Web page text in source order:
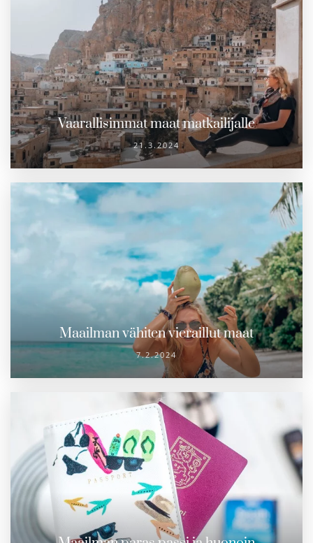
Vaarallisimmat maat matkailijalle
21.3.2024
Maailman vähiten vieraillut maat
7.2.2024